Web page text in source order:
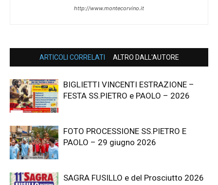
http://www.montecorvino.it
ARTICOLI CORRELATI ALTRO DALL'AUTORE
BIGLIETTI VINCENTI ESTRAZIONE –
FESTA SS.PIETRO e PAOLO – 2026
FOTO PROCESSIONE SS.PIETRO E
PAOLO – 29 giugno 2026
SAGRA FUSILLO e del Prosciutto 2026